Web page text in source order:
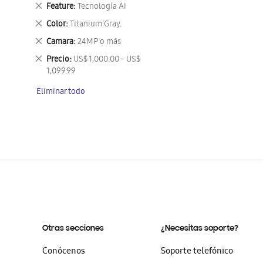
artículo
Feature Tecnología AI
Eliminar
este
artículo
Color Titanium Gray.
Eliminar
este
artículo
Camara 24MP o más
Eliminar
este
artículo
Precio US$ 1,000.00 - US$
1,099.99
Eliminar
este
Eliminar todo
Otras secciones
Conócenos
¿Necesitas soporte?
Soporte telefónico